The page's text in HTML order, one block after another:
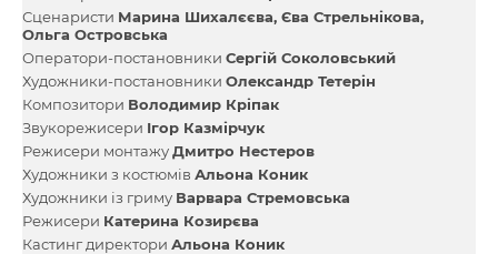
Сценаристи Марина Шихалєєва Єва Стрельнікова
Ольга Островська
Оператори-постановники Сергій Соколовський
Художники-постановники Олександр Тетерін
Композитори Володимир Кріпак
Звукорежисери Ігор Казмірчук
Режисери монтажуДмитро Нестеров
Художники з костюмів Альона Коник
Художники із гриму Варвара Стремовська
Режисери Катерина Козирєва
Кастинг директори Альона Коник